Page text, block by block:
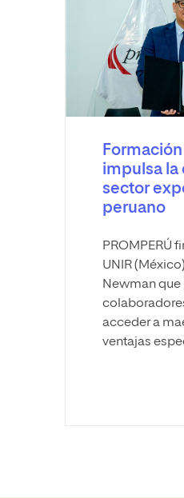
impulsa la
sector
peruano
PROMPERÚ
UNIR
Newman que
acceder a
ventajas